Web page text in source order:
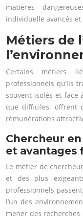
matières
individuelle avancés
Métiers de
Certains métiers
professionnels qu’ils
souvent isolés et face
que difficiles, offrent
rémunérations
Chercheur
et avantages
Le métier de
et des plus
professionnels
l’un des
mener des